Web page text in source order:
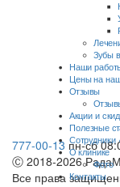
777-00-13 пн-сб
Ⓒ 2018-2026
Все права
Зубы
Наши
Цены на
Отзывы
Акции и
Полезные
Сотрудники
О клинике
Фото
Контакты